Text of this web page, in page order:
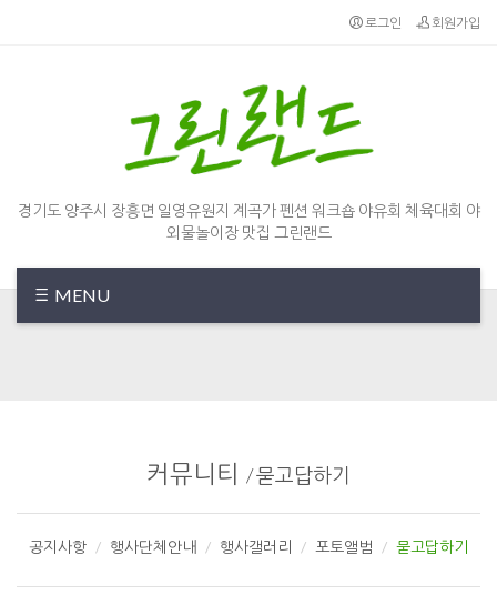
로그인 회원가입
경기도 양주시 장흥면 일영유원지 계곡가 펜션 워크숍 야유회 체육대회 야
외물놀이장 맛집 그린랜드
MENU
커뮤니티 /묻고답하기
공지사항 행사단체안내 행사갤러리 포토앨범 묻고답하기